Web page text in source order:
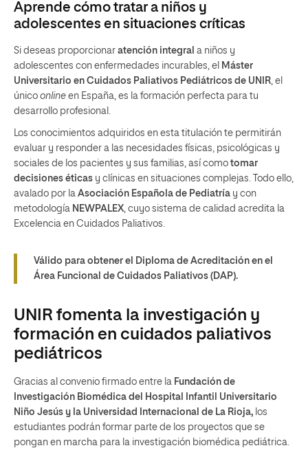
Aprende cómo tratar a niños y
adolescentes en situaciones críticas
Si deseas proporcionar atención integral a niños y
adolescentes con enfermedades incurables, el Máster
Universitario en Cuidados Paliativos Pediátricos de UNIR, el
único online en España, es la formación perfecta para tu
desarrollo profesional.
Los conocimientos adquiridos en esta titulación te permitirán
evaluar y responder a las necesidades físicas, psicológicas y
sociales de los pacientes y sus familias, así como tomar
decisiones éticas y clínicas en situaciones complejas. Todo ello,
avalado por la Asociación Española de Pediatría y con
metodología NEWPALEX, cuyo sistema de calidad acredita la
Excelencia en Cuidados Paliativos.
Válido para obtener el Diploma de Acreditación en el
Área Funcional de Cuidados Paliativos (DAP).
UNIR fomenta la investigación y
formación en cuidados paliativos
pediátricos
Gracias al convenio firmado entre la Fundación de
Investigación Biomédica del Hospital Infantil Universitario
Niño Jesús y la Universidad Internacional de La Rioja, los
estudiantes podrán formar parte de los proyectos que se
pongan en marcha para la investigación biomédica pediátrica.